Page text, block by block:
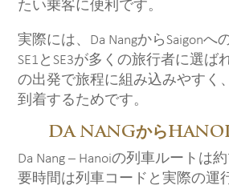
たい乗客に便利です。
実際には、Da NangからSaigonへ
SE1とSE3が多くの旅行者に選ば
の出発で旅程に組み込みやすく
到着するためです。
DA NANGからHANOI
Da Nang – Hanoiの列車ルートは
要時間は列車コードと実際の運